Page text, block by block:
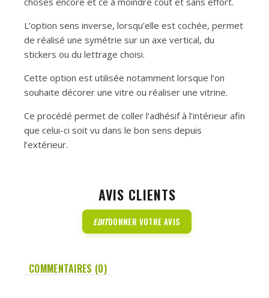
L’option sens inverse, lorsqu’elle est cochée, permet
de réalisé une symétrie sur un axe vertical, du
stickers ou du lettrage choisi.
Cette option est utilisée notamment lorsque l’on
souhaite décorer une vitre ou réaliser une vitrine.
Ce procédé permet de coller l’adhésif à l’intérieur afin
que celui-ci soit vu dans le bon sens depuis
l’extérieur.
AVIS CLIENTS
EDITDONNER VOTRE AVIS
COMMENTAIRES (0)